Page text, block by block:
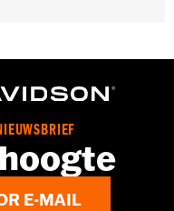
Rider Backrest
E-MAIL